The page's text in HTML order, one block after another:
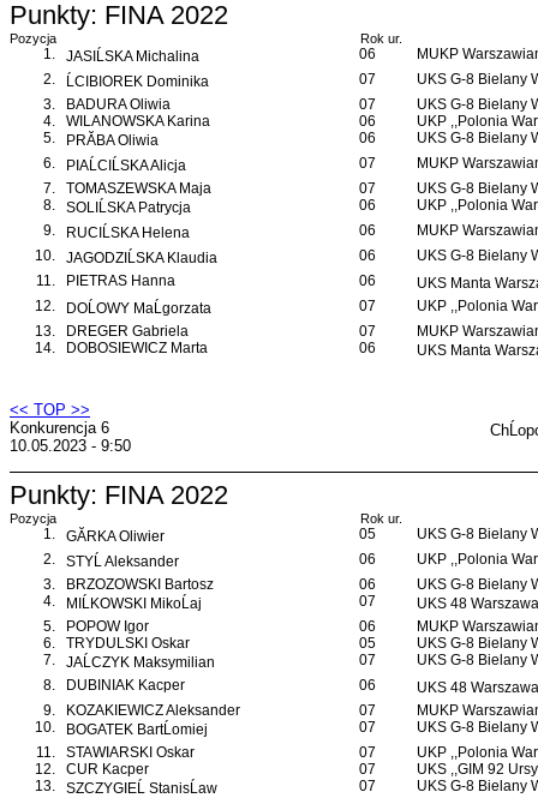
Punkty: FINA 2022
Pozycja Rok ur.
1. JASIĹSKA Michalina 06
MUKP
2.
ĹCIBIOREK Dominika 07
UKS G-8 Bielany
3.
BADURA Oliwia 07
UKS G-8 Bielany
4.
WILANOWSKA Karina 06
UKP ,,Polonia
5.
PRĂBA Oliwia 06
UKS G-8 Bielany
6.
PIAĹCIĹSKA Alicja 07
MUKP
7.
TOMASZEWSKA Maja 07
UKS G-8 Bielany
8.
SOLIĹSKA Patrycja 06
UKP ,,Polonia
9.
RUCIĹSKA Helena 06
MUKP
10.
JAGODZIĹSKA Klaudia 06
UKS G-8 Bielany
11.
PIETRAS Hanna 06
UKS Manta
12.
DOĹOWY MaĹgorzata 07
UKP ,,Polonia
13.
DREGER Gabriela 07
MUKP
14.
DOBOSIEWICZ Marta 06 UKS Manta
<< TOP >>
Konkurencja 6
10.05.2023 - 9:50
Punkty: FINA 2022
Pozycja Rok ur.
1. GĂRKA Oliwier 05
UKS G-8 Bielany
2.
STYĹ Aleksander 06
UKP ,,Polonia
3.
BRZOZOWSKI Bartosz 06
UKS G-8 Bielany
4.
MIĹKOWSKI MikoĹaj 07
UKS 48 Warszawa
5.
POPOW Igor 06
MUKP
6.
TRYDULSKI Oskar 05
UKS G-8 Bielany
7.
JAĹCZYK Maksymilian 07
UKS G-8 Bielany
8.
DUBINIAK Kacper 06
UKS 48 Warszawa
9.
KOZAKIEWICZ Aleksander 07
MUKP
10.
BOGATEK BartĹomiej 07
UKS G-8 Bielany
11.
STAWIARSKI Oskar 07
UKP ,,Polonia
12.
CUR Kacper 07
UKS ,,GIM 92
13.
SZCZYGIEĹ StanisĹaw 07
UKS G-8 Bielany